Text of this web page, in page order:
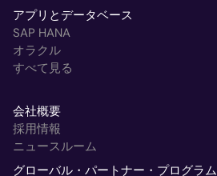
アプリとデータベース
SAP HANA
オラクル
すべて見る
会社概要
採用情報
ニュースルーム
グローバル・パートナー・プログラム